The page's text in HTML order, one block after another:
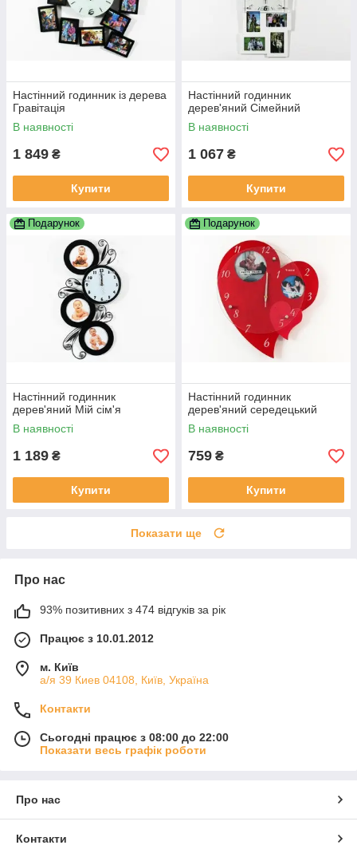
Настінний годинник із дерева
Гравітація
В наявності
1 849 ₴
Купити
Настінний годинник
дерев'яний Сімейний
В наявності
1 067 ₴
Купити
Подарунок
Настінний годинник
дерев'яний Мій сім'я
В наявності
1 189 ₴
Купити
Подарунок
Настінний годинник
дерев'яний середецький
В наявності
759 ₴
Купити
Показати ще
Про нас
93% позитивних з 474 відгуків за рік
Працює з 10.01.2012
м. Київ
а/я 39 Киев 04108, Київ, Україна
Контакти
Сьогодні працює з 08:00 до 22:00
Показати весь графік роботи
Про нас
Контакти